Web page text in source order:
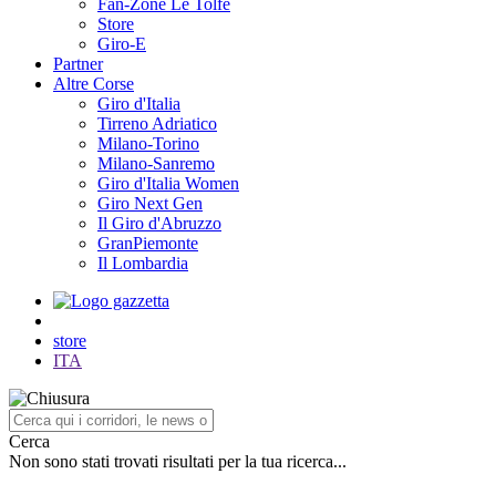
Fan-Zone Le Tolfe
Store
Giro-E
Partner
Altre Corse
Giro d'Italia
Tirreno Adriatico
Milano-Torino
Milano-Sanremo
Giro d'Italia Women
Giro Next Gen
Il Giro d'Abruzzo
GranPiemonte
Il Lombardia
store
ITA
Cerca
Non sono stati trovati risultati per la tua ricerca...